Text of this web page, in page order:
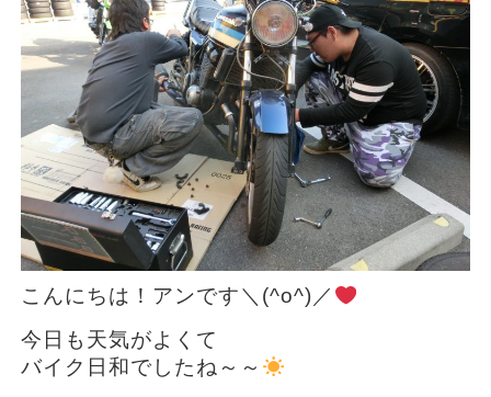
こんにちは！アンです＼(^o^)／
今日も天気がよくて
バイク日和でしたね～～